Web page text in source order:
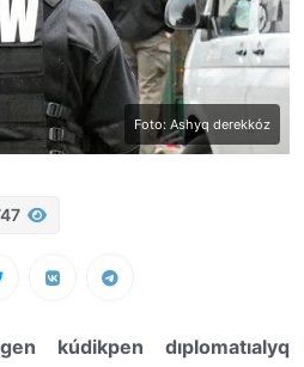
Foto: Ashyq derekkóz
kúdikpen dıplomatıalyq